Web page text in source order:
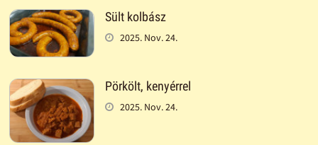
Sült kolbász
2025. Nov. 24.
Pörkölt, kenyérrel
2025. Nov. 24.